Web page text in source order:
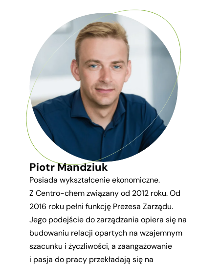
Piotr Mandziuk
Posiada wykształcenie ekonomiczne.
Z Centro-chem związany od 2012 roku. Od
2016 roku pełni funkcję Prezesa Zarządu.
Jego podejście do zarządzania opiera się na
budowaniu relacji opartych na wzajemnym
szacunku i życzliwości, a zaangażowanie
i pasja do pracy przekładają się na